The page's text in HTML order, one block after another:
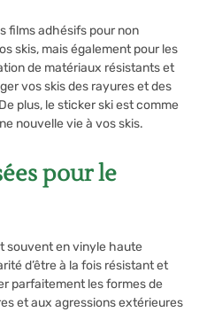
films adhésifs pour non
skis, mais également pour les
de matériaux résistants et
vos skis des rayures et des
plus, le sticker ski est comme
nouvelle vie à vos skis.
pour le
souvent en vinyle haute
d’être à la fois résistant et
parfaitement les formes de
et aux agressions extérieures